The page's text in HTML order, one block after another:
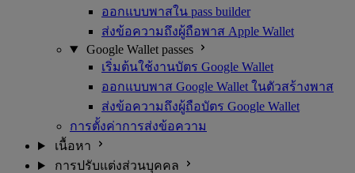
ออกแบบพาสใน pass builder
ส่งข้อความถึงผู้ถือพาส Apple Wallet
Google Wallet passes
เริ่มต้นใช้งานบัตร Google Wallet
ออกแบบพาส Google Wallet ในตัวสร้างพาส
ส่งข้อความถึงผู้ถือบัตร Google Wallet
การตั้งค่าการส่งข้อความ
เนื้อหา
การปรับแต่งส่วนบุคคล